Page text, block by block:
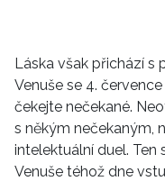
Láska však přichází s
Venuše se 4.
čekejte nečekané.
s někým nečekaným,
intelektuální duel. Ten
Venuše téhož dne